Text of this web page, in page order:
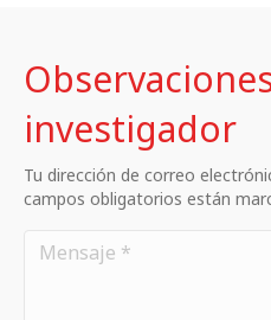
investigador
Tu dirección de correo
campos obligatorios están